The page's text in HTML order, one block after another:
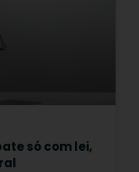
só com lei,